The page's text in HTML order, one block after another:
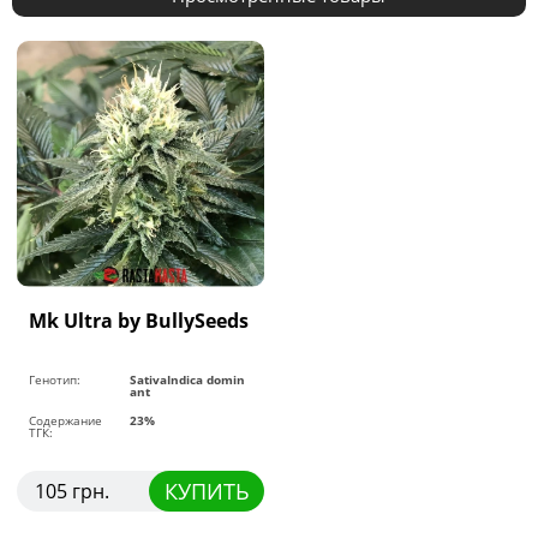
Mk Ultra by BullySeeds
Генотип: SativaIndica domin
ant
Содержание
ТГК:
23%
105 грн. КУПИТЬ